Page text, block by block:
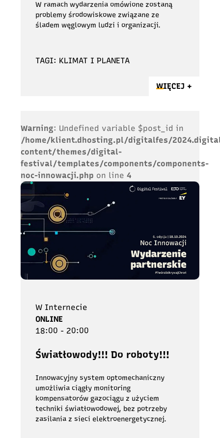
W ramach wydarzenia omówione zostaną
problemy środowiskowe związane ze
śladem węglowym ludzi i organizacji.
TAGI: KLIMAT I PLANETA
WIĘCEJ +
Warning: Undefined variable $post_id in
/home/klient.dhosting.pl/digitalfes/
content/themes/digital-
festival/templates/components/components-
noc-innowacji.php on line 4
W Internecie
ONLINE
18:00 - 20:00
Światłowody!!! Do roboty!!!
Innowacyjny system optomechaniczny
umożliwia ciągły monitoring
kompensatorów gazociągu z użyciem
techniki światłowodowej, bez potrzeby
zasilania z sieci elektroenergetycznej.